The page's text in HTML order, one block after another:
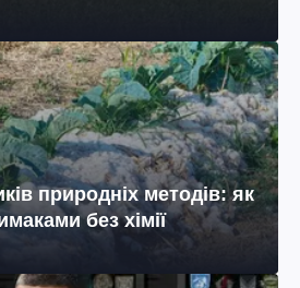
природніх методів: як
без хімії